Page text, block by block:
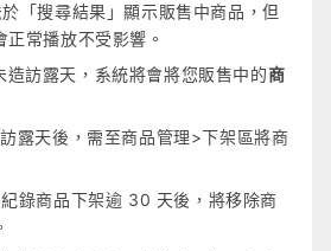
「搜尋結果」顯示販售中商品，但
正常播放不受影響。
造訪露天，系統將會將您販售中的商
露天後，需至商品管理>下架區將商
錄商品下架逾 30 天後，將移除商